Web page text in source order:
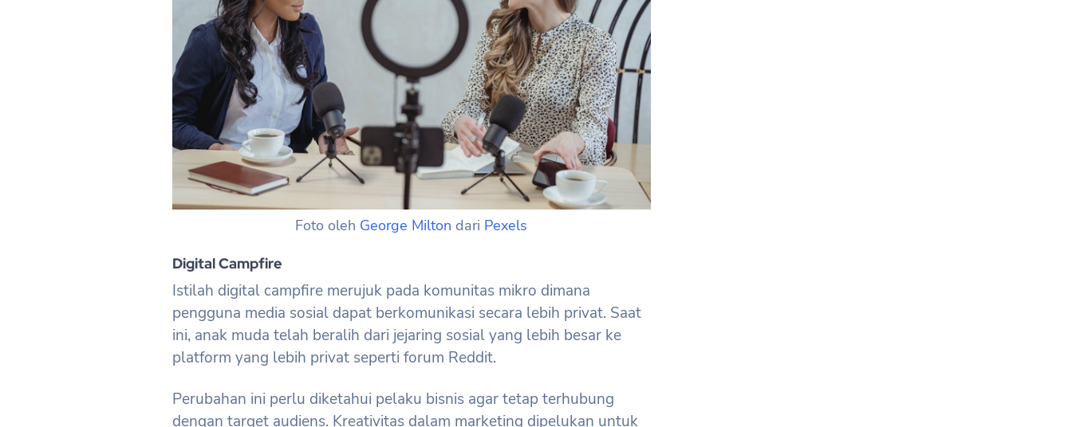
Foto oleh George Milton dari Pexels
Digital Campfire
​Istilah digital campfire merujuk pada komunitas mikro dimana
pengguna media sosial dapat berkomunikasi secara lebih privat. Saat
ini, anak muda telah beralih dari jejaring sosial yang lebih besar ke
platform yang lebih privat seperti forum Reddit.
Perubahan ini perlu diketahui pelaku bisnis agar tetap terhubung
dengan target audiens. Kreativitas dalam marketing dipelukan untuk